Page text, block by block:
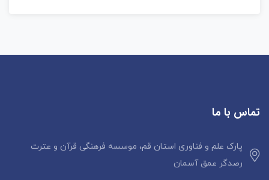
تماس با ما
پارک علم و فناوری استان قم، موسسه فرهنگی قرآن و عترت
رصدگر عمق آسمان